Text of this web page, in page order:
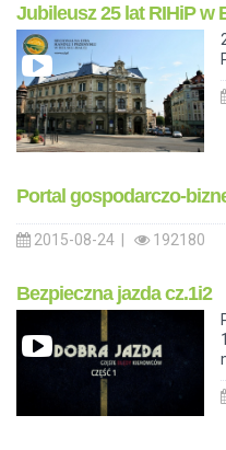
Jubileusz 25 lat RIHiP w
Portal gospodarczo-
2015-08-24 | 192180
Bezpieczna jazda cz.1i2